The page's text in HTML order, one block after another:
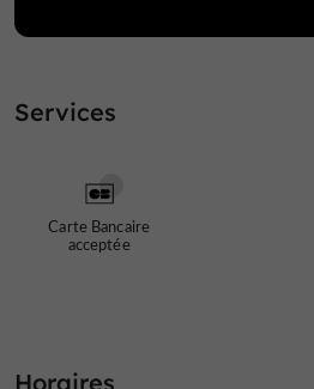
Services
Carte Bancaire
acceptée
Horaires